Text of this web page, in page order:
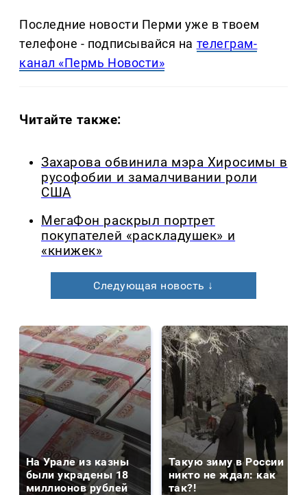
Последние новости Перми уже в твоем
телефоне - подписывайся на телеграм-
канал «Пермь Новости»
Читайте также:
Захарова обвинила мэра Хиросимы в
русофобии и замалчивании роли
США
МегаФон раскрыл портрет
покупателей «раскладушек» и
«книжек»
Следующая новость ↓
На Урале из казны
были украдены 18
миллионов рублей
Такую зиму в России
никто не ждал: как
так?!